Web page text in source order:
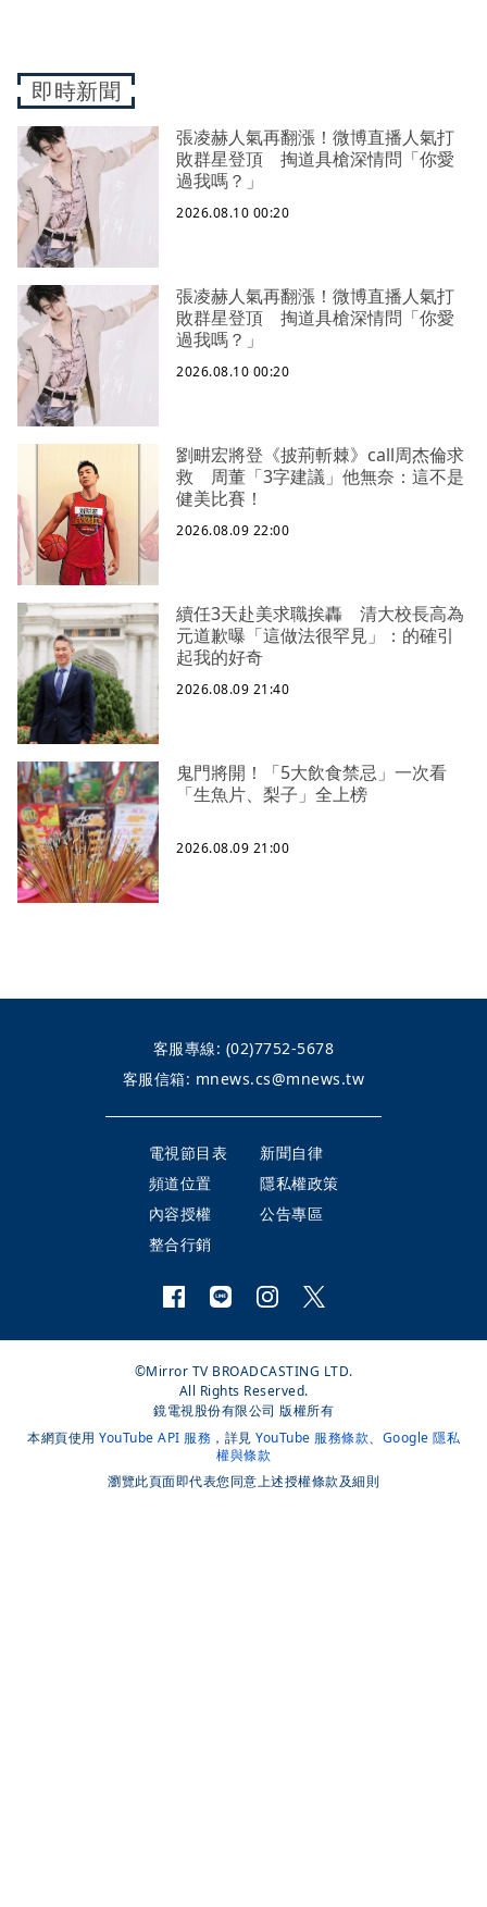
即時新聞
張凌赫人氣再翻漲！微博直播人氣打
敗群星登頂 掏道具槍深情問「你愛
過我嗎？」
2026.08.10 00:20
張凌赫人氣再翻漲！微博直播人氣打
敗群星登頂 掏道具槍深情問「你愛
過我嗎？」
2026.08.10 00:20
劉畊宏將登《披荊斬棘》call周杰倫求
救 周董「3字建議」他無奈：這不是
健美比賽！
2026.08.09 22:00
續任3天赴美求職挨轟 清大校長高為
元道歉曝「這做法很罕見」：的確引
起我的好奇
2026.08.09 21:40
鬼門將開！「5大飲食禁忌」一次看
「生魚片、梨子」全上榜
2026.08.09 21:00
客服專線: (02)7752-5678
客服信箱: mnews.cs@mnews.tw
電視節目表
新聞自律
頻道位置
隱私權政策
內容授權
公告專區
整合行銷
©Mirror TV BROADCASTING LTD.
All Rights Reserved.
鏡電視股份有限公司 版權所有
本網頁使用 YouTube API 服務 ，詳見 YouTube 服務條款、 Google 隱私
權與條款
瀏覽此頁面即代表您同意上述授權條款及細則